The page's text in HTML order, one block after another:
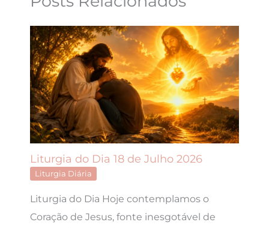
Liturgia do Dia 18 de Julho 2026
Liturgia Diária
Liturgia do Dia Hoje contemplamos o
Coração de Jesus, fonte inesgotável de